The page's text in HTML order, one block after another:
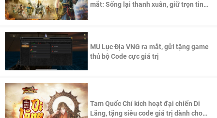
mắt: Sống lại thanh xuân, giữ trọn tinh
MU Lục Địa VNG ra mắt, gửi tặng game
thủ bộ Code cực giá trị
Tam Quốc Chí kích hoạt đại chiến Di
Lăng, tặng siêu code giá trị dành cho